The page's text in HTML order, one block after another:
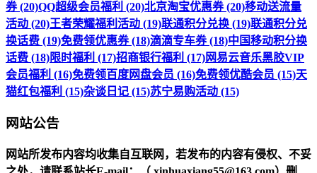
券 (20)QQ超级会员福利 (20)北京淘宝优惠券 (20)移动送流量
活动 (20)王者荣耀福利活动 (19)联通积分兑换 (19)联通积分兑
换话费 (19)免费领优惠券 (18)滴滴专车券 (18)中国移动积分换
话费 (18)限时福利 (17)招商银行福利 (17)网易云音乐黑胶VIP
会员福利 (16)免费领百度网盘会员 (16)免费领优酷会员 (15)天
猫红包福利 (15)杂谈日记 (15)苏宁易购活动 (15)
网站公告
网站所发布内容均收集自互联网，若发布的内容有侵权、不妥